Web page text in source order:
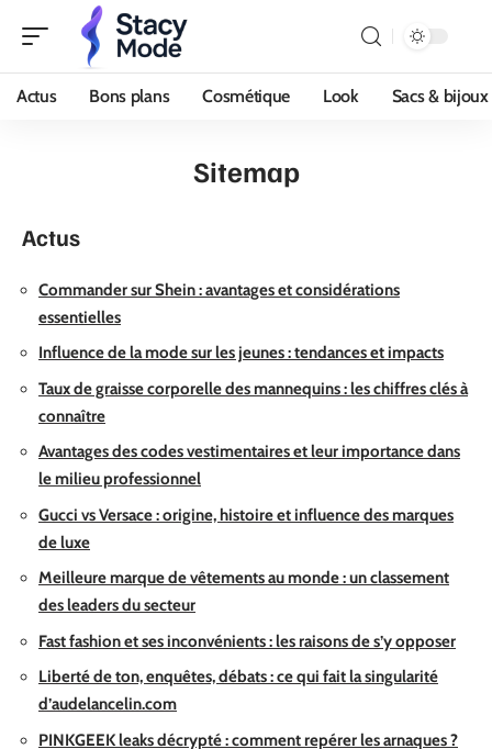
Actus Bons plans Cosmétique Look Sacs & bijoux
Sitemap
Actus
Commander sur Shein : avantages et considérations
essentielles
Influence de la mode sur les jeunes : tendances et impacts
Taux de graisse corporelle des mannequins : les chiffres clés à
connaître
Avantages des codes vestimentaires et leur importance dans
le milieu professionnel
Gucci vs Versace : origine, histoire et influence des marques
de luxe
Meilleure marque de vêtements au monde : un classement
des leaders du secteur
Fast fashion et ses inconvénients : les raisons de s’y opposer
Liberté de ton, enquêtes, débats : ce qui fait la singularité
d’audelancelin.com
PINKGEEK leaks décrypté : comment repérer les arnaques ?